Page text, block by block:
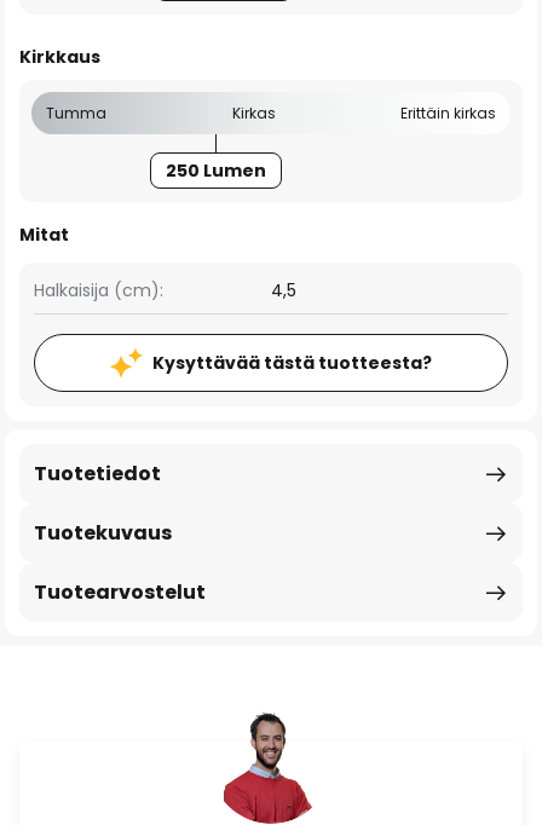
Kirkkaus
Tumma Kirkas Erittäin kirkas
250 Lumen
Mitat
Halkaisija (cm): 4,5
Kysyttävää tästä tuotteesta?
Tuotekuvaus
Tuotetiedot
Tuotearvostelut